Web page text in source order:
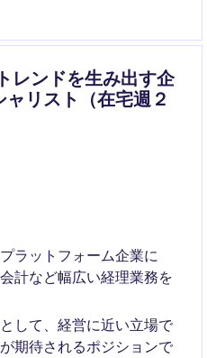
や新規拠点設立を含む
レンドを生み出す企
リスト（在宅週２
ラットフォーム企業に
計など幅広い経理業務を
して、経営に近い立場で
期待されるポジションで